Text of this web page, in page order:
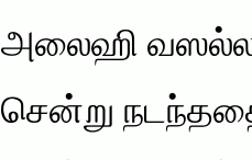
அலைஹி
சென்று